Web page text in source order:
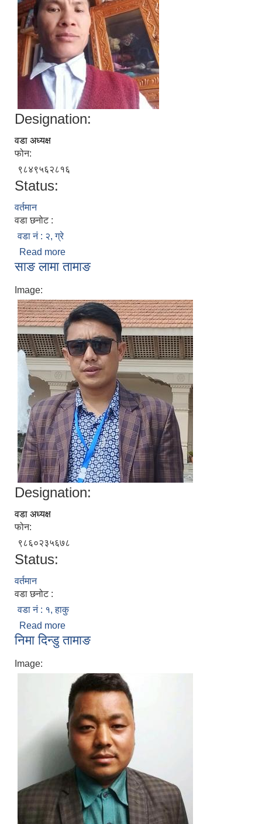
Designation:
वडा अध्यक्ष
फोन:
९८४९५६२८१६
Status:
वर्तमान
वडा छनोट :
वडा नं : २, ग्रे
Read more
साङ लामा तामाङ
Image:
Designation:
वडा अध्यक्ष
फोन:
९८६०२३५६७८
Status:
वर्तमान
वडा छनोट :
वडा नं : १, हाकु
Read more
निमा दिन्डु तामाङ
Image: